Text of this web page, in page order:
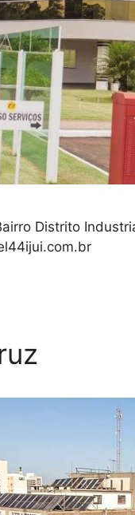
Distrito